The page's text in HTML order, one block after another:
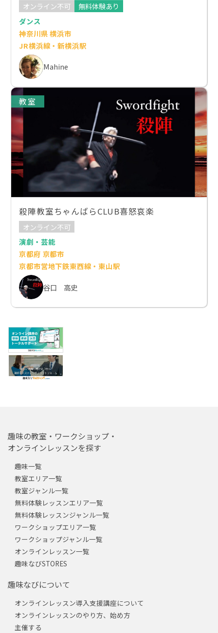
オンライン不可
無料体験あり
ダンス
神奈川県 横浜市
JR横浜線・新横浜駅
Mahine
教室
殺陣教室ちゃんばらCLUB喜怒哀楽
オンライン不可
演劇・芸能
京都府 京都市
京都市営地下鉄東西線・東山駅
谷口 高史
趣味の教室・ワークショップ・
オンラインレッスンを探す
趣味一覧
教室エリア一覧
教室ジャンル一覧
無料体験レッスンエリア一覧
無料体験レッスンジャンル一覧
ワークショップエリア一覧
ワークショップジャンル一覧
オンラインレッスン一覧
趣味なびSTORES
趣味なびについて
オンラインレッスン導入支援講座について
オンラインレッスンのやり方、始め方
主催する